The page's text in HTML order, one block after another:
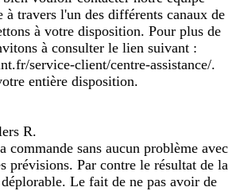
à travers l'un des différents canaux de
à votre disposition. Pour plus de
à consulter le lien suivant :
service-client/centre-assistance/.
entière disposition.
R.
commande sans aucun problème avec
prévisions. Par contre le résultat de la
Le fait de ne pas avoir de